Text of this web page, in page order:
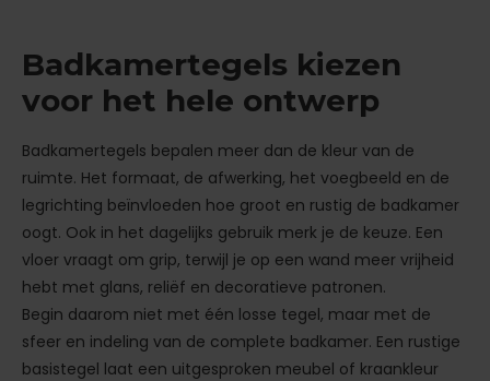
Badkamertegels kiezen
voor het hele ontwerp
Badkamertegels bepalen meer dan de kleur van de
ruimte. Het formaat, de afwerking, het voegbeeld en de
legrichting beïnvloeden hoe groot en rustig de badkamer
oogt. Ook in het dagelijks gebruik merk je de keuze. Een
vloer vraagt om grip, terwijl je op een wand meer vrijheid
hebt met glans, reliëf en decoratieve patronen.
Begin daarom niet met één losse tegel, maar met de
sfeer en indeling van de complete badkamer. Een rustige
basistegel laat een uitgesproken meubel of kraankleur